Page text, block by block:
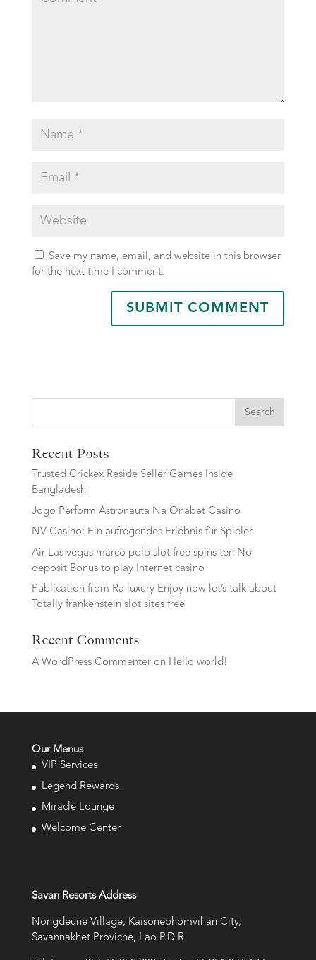
Save my name, email, and website in this browser
for the next time I comment.
Search
Recent Posts
Trusted Crickex Reside Seller Games Inside
Bangladesh
Jogo Perform Astronauta Na Onabet Casino
NV Casino: Ein aufregendes Erlebnis für Spieler
Air Las vegas marco polo slot free spins ten No
deposit Bonus to play Internet casino
Publication from Ra luxury Enjoy now let’s talk about
Totally frankenstein slot sites free
Recent Comments
A WordPress Commenteron Hello world!
Our Menus
VIP Services
Legend Rewards
Miracle Lounge
Welcome Center
Savan Resorts Address
Nongdeune Village, Kaisonephomvihan City,
Savannakhet Provicne, Lao P.D.R